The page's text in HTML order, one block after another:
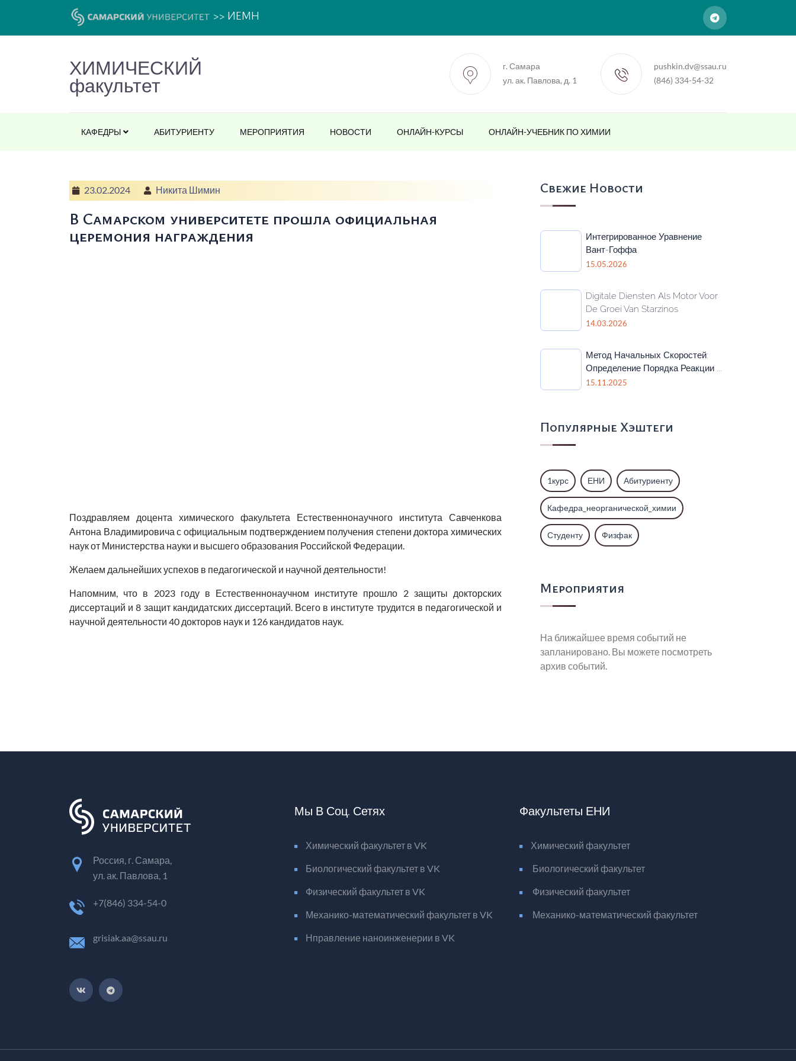
>> ИЕМН
ХИМИЧЕСКИЙ
факультет
г. Самара
ул. ак. Павлова, д. 1
pushkin.dv@ssau.ru
(846) 334-54-32
КАФЕДРЫ АБИТУРИЕНТУ МЕРОПРИЯТИЯ НОВОСТИ ОНЛАЙН-КУРСЫ ОНЛАЙН-УЧЕБНИК ПО ХИМИИ
23.02.2024 Никита Шимин
В Самарском университете прошла официальная
церемония награждения
Поздравляем доцента химического факультета Естественнонаучного института Савченкова
Антона Владимировича с официальным подтверждением получения степени доктора химических
наук от Министерства науки и высшего образования Российской Федерации.
Желаем дальнейших успехов в педагогической и научной деятельности!
Напомним, что в 2023 году в Естественнонаучном институте прошло 2 защиты докторских
диссертаций и 8 защит кандидатских диссертаций. Всего в институте трудится в педагогической и
научной деятельности 40 докторов наук и 126 кандидатов наук.
Свежие Новости
Интегрированное Уравнение
Вант-Гоффа
15.05.2026
Digitale Diensten Als Motor Voor
De Groei Van Starzinos
14.03.2026
Метод Начальных Скоростей:
Определение Порядка Реакции ...
15.11.2025
Популярные Хэштеги
1курс ЕНИ Абитуриенту
Кафедра_неорганической_химии
Студенту Физфак
Мероприятия
На ближайшее время событий не
запланировано. Вы можете посмотреть
архив событий.
Россия, г. Самара,
ул. ак. Павлова, 1
+7(846) 334-54-0
grisiak.aa@ssau.ru
Мы В Соц. Сетях
Химический факультет в VK
Биологический факультет в VK
Физический факультет в VK
Механико-математический факультет в VK
Нправление наноинженерии в VK
Факультеты ЕНИ
Химический факультет
Биологический факультет
Физический факультет
Механико-математический факультет